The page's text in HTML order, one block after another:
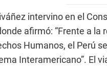
intervino en el
afirmó: “Frente a la
Humanos, el Perú
Interamericano”. El